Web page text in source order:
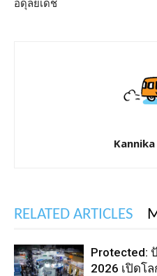
อดุลยเดช
RELATED ARTICLES
Protected:
2026 เปิดโ